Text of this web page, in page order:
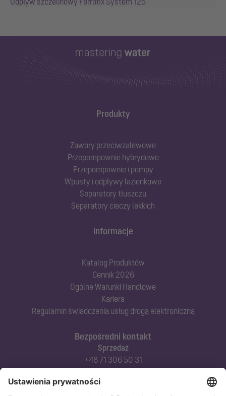
Produkty
Zawory przeciwzalewowe
Przepompownie hybrydowe
Przepompownie i pompy
Wpusty i odpływy łazienkowe
Separatory tłuszczu
Separatory cieczy lekkich
Bezpośredni kontakt
Sprzedaż
+48 71 306 50 31
Doradztwo techniczne
Informacje
Katalog Produktów
Cennik 2026
Ogólne Warunki Handlowe
Kariera
Regulamin świadczenia usług drogą elektroniczną